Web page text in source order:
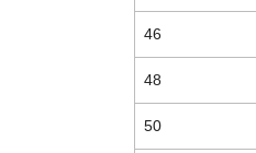
46
48
50